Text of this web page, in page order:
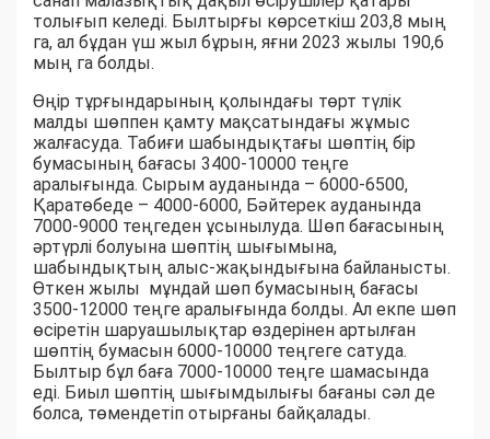
толығып келеді. Былтырғы көрсеткіш 203,8 мың
га, ал бұдан үш жыл бұрын, яғни 2023 жылы 190,6
мың га болды.
Өңір тұрғындарының қолындағы төрт түлік
малды шөппен қамту мақсатындағы жұмыс
жалғасуда. Табиғи шабындықтағы шөптің бір
бумасының бағасы 3400-10000 теңге
аралығында. Сырым ауданында – 6000-6500,
Қаратөбеде – 4000-6000, Бәйтерек ауданында
7000-9000 теңгеден ұсынылуда. Шөп бағасының
әртүрлі болуына шөптің шығымына,
шабындықтың алыс-жақындығына байланысты.
Өткен жылы мұндай шөп бумасының бағасы
3500-12000 теңге аралығында болды. Ал екпе шөп
өсіретін шаруашылықтар өздерінен артылған
шөптің бумасын 6000-10000 теңгеге сатуда.
Былтыр бұл баға 7000-10000 теңге шамасында
еді. Биыл шөптің шығымдылығы бағаны сәл де
болса, төмендетіп отырғаны байқалады.